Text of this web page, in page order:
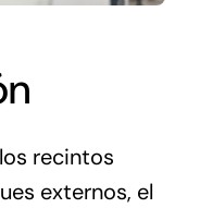
recintos
externos, el